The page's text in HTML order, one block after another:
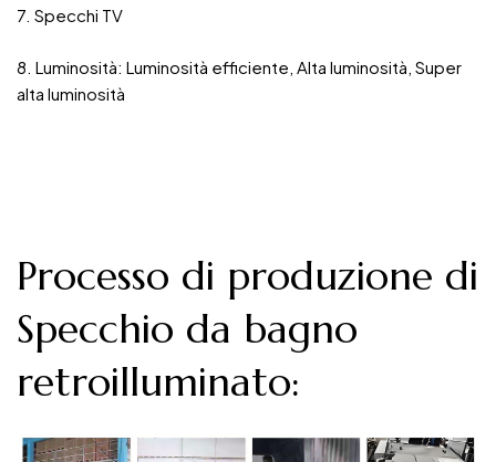
7. Specchi TV
8. Luminosità: Luminosità efficiente, Alta luminosità, Super
alta luminosità
Processo di produzione di
Specchio da bagno
retroilluminato: